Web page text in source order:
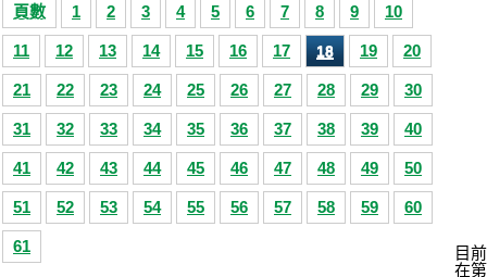
頁數 1 2 3 4 5 6 7 8 9 10
11 12 13 14 15 16 17 18 19 20
21 22 23 24 25 26 27 28 29 30
31 32 33 34 35 36 37 38 39 40
41 42 43 44 45 46 47 48 49 50
51 52 53 54 55 56 57 58 59 60
61
目前
在第